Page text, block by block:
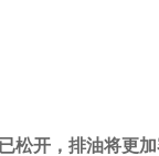
松开，排油将更